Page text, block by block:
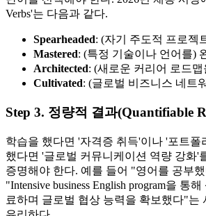
Verbs'는 다음과 같다.
Spearheaded: (자기 주도적 프로젝
Mastered: (특정 기술이나 언어를)
Architected: (새로운 커리어 로드
Cultivated: (글로벌 비즈니스 네트
Step 3. 정량적 결과(Quantifiable
학습을 했다면 '자격증 취득'이나 '포트폴
했다면 '글로벌 커뮤니케이션 역량 강화'
증명해야 한다. 예를 들어 "영어를 공부
"Intensive business English program을 통
료하며 글로벌 협상 능력을 확보했다"는